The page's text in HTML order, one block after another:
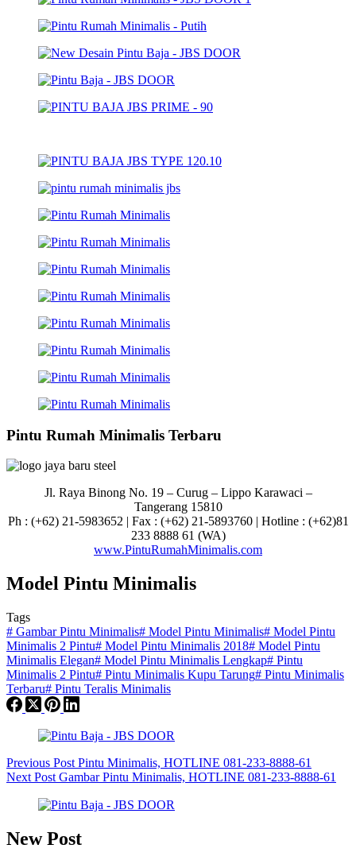
Pintu Rumah Minimalis Terbaru
Jl. Raya Binong No. 19 – Curug – Lippo Karawaci –
Tangerang 15810
Ph : (+62) 21-5983652 | Fax : (+62) 21-5893760 | Hotline : (+62)81
233 8888 61 (WA)
www.PintuRumahMinimalis.com
Model Pintu Minimalis
Tags
# Gambar Pintu Minimalis# Model Pintu Minimalis# Model Pintu
Minimalis 2 Pintu# Model Pintu Minimalis 2018# Model Pintu
Minimalis Elegan# Model Pintu Minimalis Lengkap# Pintu
Minimalis 2 Pintu# Pintu Minimalis Kupu Tarung# Pintu Minimalis
Terbaru# Pintu Teralis Minimalis
Previous Post Pintu Minimalis, HOTLINE 081-233-8888-61
Next Post Gambar Pintu Minimalis, HOTLINE 081-233-8888-61
New Post